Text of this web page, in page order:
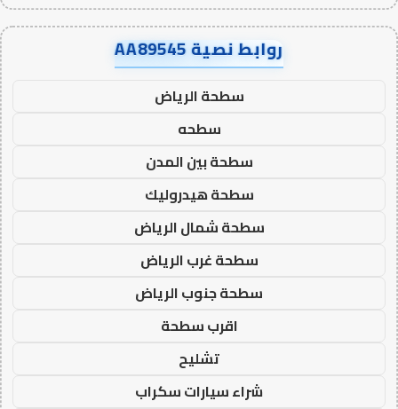
روابط نصية AA89545
سطحة الرياض
سطحه
سطحة بين المدن
سطحة هيدروليك
سطحة شمال الرياض
سطحة غرب الرياض
سطحة جنوب الرياض
اقرب سطحة
تشليح
شراء سيارات سكراب